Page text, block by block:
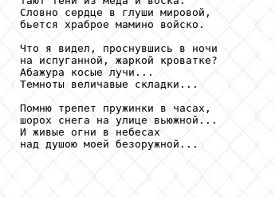
Словно сердце в глуши мировой,
бьется храброе мамино войско.
Что я видел, проснувшись в ночи
на испуганной, жаркой кроватке?
Абажура косые лучи...
Темноты величавые складки...
Помню трепет пружинки в часах,
шорох снега на улице вьюжной...
И живые огни в небесах
над душою моей безоружной...